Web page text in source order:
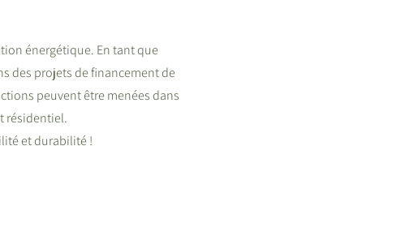
énergétique. En tant que
des projets de financement de
peuvent être menées dans
résidentiel.
et durabilité !